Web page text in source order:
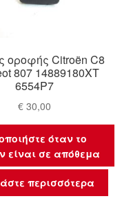
οροφής Citroën C8
807 14889180XT
6554P7
€ 30,00
όταν το
είναι σε απόθεμα
περισσότερα